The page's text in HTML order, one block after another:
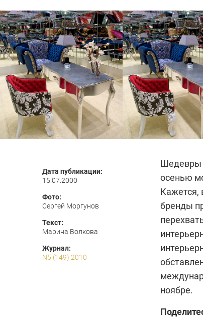
Дата публикации:
15.07.2000
Фото:
Сергей Моргунов
Текст:
Марина Волкова
Журнал:
N5 (149) 2010
Шедевры
осенью
Кажется,
бренды
ноябре.